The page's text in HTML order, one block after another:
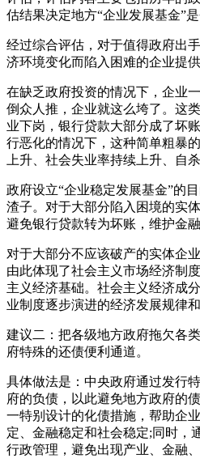
估结果决定地方“企业发展基金”
经过综合评估，对于值得政府出
济环境变化而陷入困难的企业提
在缺乏政府投资的情况下，企业
倒众人推，企业就这么垮了。这
业下岗，银行贷款大部分成了坏
行恶化的情况下，这种简单粗暴
上升、社会失业率持续上升、自
政府设立“企业稳定发展基金”的
渣子。 对于大部分陷入困境的实
避免银行贷款转为坏账，维护金融
对于大部分不应该破产的实体企
由此体现了社会主义市场经济制
主义经济基础。社会主义经济成
业制度逐步演进的经济发展规律
建议二：把各级地方政府拖欠各
府特殊的还债便利通道。
具体做法是：中央政府通过发行
府的负债， 以此避免地方政府的
一特别设计的化债措施，帮助企
定、金融稳定和社会稳定;同时，
行政管理，避免出现产业、金融